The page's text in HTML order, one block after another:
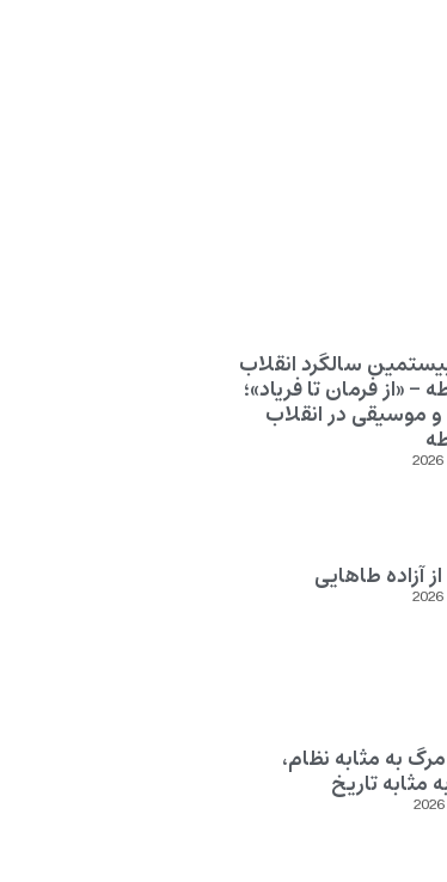
سالگرد انقلاب
– «از فرمان تا فریاد»؛
و موسیقی در انقلاب
آزاده طاهایی
به مثابه نظام،
تاریخ